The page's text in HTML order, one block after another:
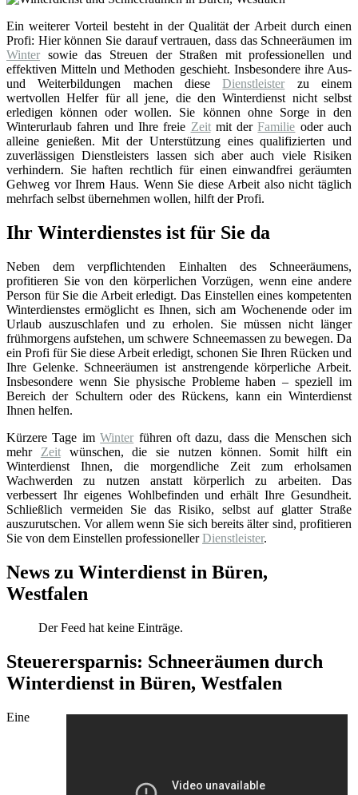
Ein weiterer Vorteil besteht in der Qualität der Arbeit durch einen
Profi: Hier können Sie darauf vertrauen, dass das Schneeräumen im
Winter sowie das Streuen der Straßen mit professionellen und
effektiven Mitteln und Methoden geschieht. Insbesondere ihre Aus-
und Weiterbildungen machen dieseDienstleister zu einem
wertvollen Helfer für all jene, die den Winterdienst nicht selbst
erledigen können oder wollen. Sie können ohne Sorge in den
Winterurlaub fahren und Ihre freie Zeitmit derFamilie oder auch
alleine genießen. Mit der Unterstützung eines qualifizierten und
zuverlässigen Dienstleisters lassen sich aber auch viele Risiken
verhindern. Sie haften rechtlich für einen einwandfrei geräumten
Gehweg vor Ihrem Haus. Wenn Sie diese Arbeit also nicht täglich
mehrfach selbst übernehmen wollen, hilft der Profi.
Ihr Winterdienstes ist für Sie da
Neben dem verpflichtenden Einhalten des Schneeräumens,
profitieren Sie von den körperlichen Vorzügen, wenn eine andere
Person für Sie die Arbeit erledigt. Das Einstellen eines kompetenten
Winterdienstes ermöglicht es Ihnen, sich am Wochenende oder im
Urlaub auszuschlafen und zu erholen. Sie müssen nicht länger
frühmorgens aufstehen, um schwere Schneemassen zu bewegen. Da
ein Profi für Sie diese Arbeit erledigt, schonen Sie Ihren Rücken und
Ihre Gelenke. Schneeräumen ist anstrengende körperliche Arbeit.
Insbesondere wenn Sie physische Probleme haben – speziell im
Bereich der Schultern oder des Rückens, kann ein Winterdienst
Ihnen helfen.
Kürzere Tage imWinter führen oft dazu, dass die Menschen sich
mehr Zeitwünschen, die sie nutzen können. Somit hilft ein
Winterdienst Ihnen, die morgendliche Zeit zum erholsamen
Wachwerden zu nutzen anstatt körperlich zu arbeiten. Das
verbessert Ihr eigenes Wohlbefinden und erhält Ihre Gesundheit.
Schließlich vermeiden Sie das Risiko, selbst auf glatter Straße
auszurutschen. Vor allem wenn Sie sich bereits älter sind, profitieren
Sie von dem Einstellen professionellerDienstleister.
News zu Winterdienst in Büren,
Westfalen
Der Feed hat keine Einträge.
Steuerersparnis: Schneeräumen durch
Winterdienst in Büren, Westfalen
Eine